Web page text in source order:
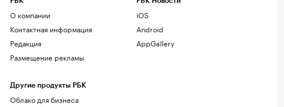
О компании
Контактная информация
Редакция
Размещение рекламы
Другие продукты РБК
Облако для бизнеса
iOS
Android
AppGallery